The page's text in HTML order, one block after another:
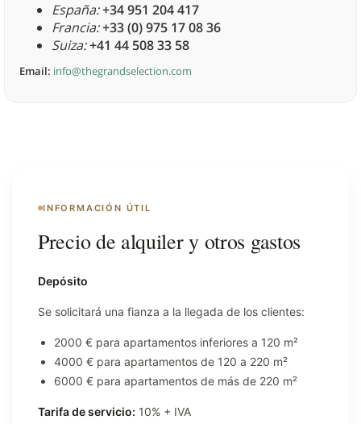
España:+34 951 204 417
Francia:+33 (0) 975 17 08 36
Suiza:+41 44 508 33 58
Email: info@thegrandselection.com
INFORMACIÓN ÚTIL
Precio de alquiler y otros gastos
Depósito
Se solicitará una fianza a la llegada de los clientes:
2000 € para apartamentos inferiores a 120 m²
4000 € para apartamentos de 120 a 220 m²
6000 € para apartamentos de más de 220 m²
Tarifa de servicio: 10% + IVA